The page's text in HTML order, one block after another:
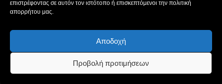
επιστρέφοντας σε αυτόν τον ιστότοπο ή επισκεπτόμενοι την πολιτική
απορρήτου μας.
Αποδοχή
Προβολή προτιμήσεων
ΤΑΥΤΌΤΗΤΑ ΙΣΤΌΤΟΠΟΥ
© acheloostv 2006-2026